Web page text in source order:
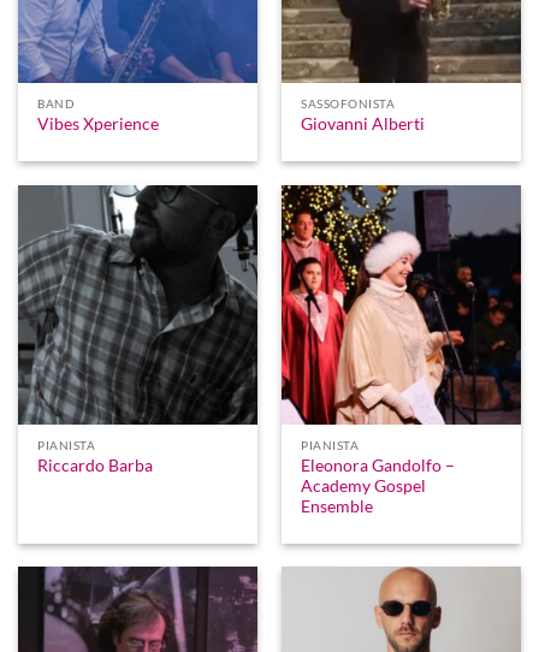
BAND
Vibes Xperience
SASSOFONISTA
Giovanni Alberti
PIANISTA
Riccardo Barba
PIANISTA
Eleonora Gandolfo –
Academy Gospel
Ensemble